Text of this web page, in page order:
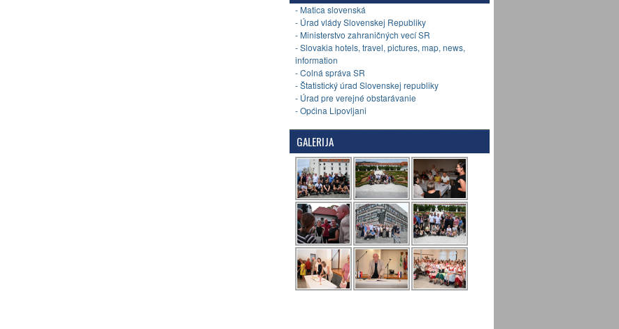
- Matica slovenská
- Úrad vlády Slovenskej Republiky
- Ministerstvo zahraničných vecí SR
- Slovakia hotels, travel, pictures, map, news,
information
- Colná správa SR
- Štatistický úrad Slovenskej republiky
- Úrad pre verejné obstarávanie
- Općina Lipovljani
GALERIJA